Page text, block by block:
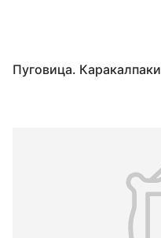
Пуговица. Каракалпаки